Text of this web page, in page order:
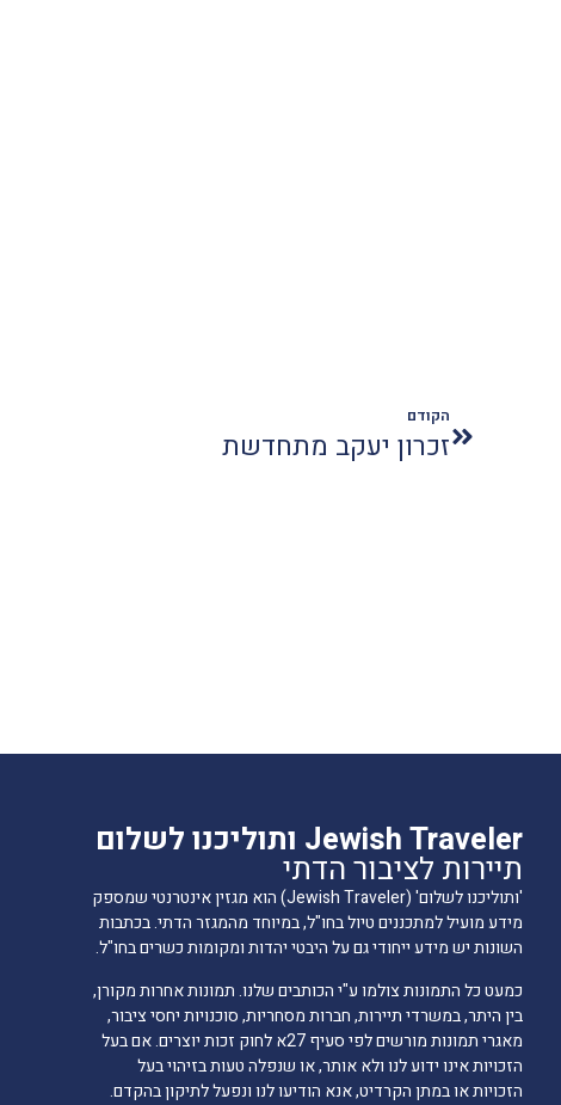
הקודם
זכרון יעקב מתחדשת
Jewish Traveler ותוליכנו לשלום
תיירות לציבור הדתי
'ותוליכנו לשלום' (Jewish Traveler) הוא מגזין אינטרנטי שמספק
מידע מועיל למתכננים טיול בחו"ל, במיוחד מהמגזר הדתי. בכתבות
השונות יש מידע ייחודי גם על היבטי יהדות ומקומות כשרים בחו"ל.
כמעט כל התמונות צולמו ע"י הכותבים שלנו. תמונות אחרות מקורן,
בין היתר, במשרדי תיירות, חברות מסחריות, סוכנויות יחסי ציבור,
מאגרי תמונות מורשים לפי סעיף 27א לחוק זכות יוצרים. אם בעל
הזכויות אינו ידוע לנו ולא אותר, או שנפלה טעות בזיהוי בעל
הזכויות או במתן הקרדיט, אנא הודיעו לנו ונפעל לתיקון בהקדם.